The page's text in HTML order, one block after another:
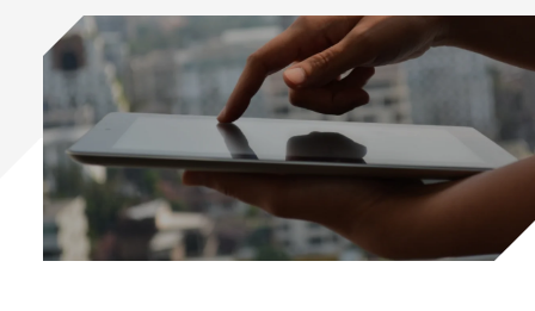
サービス
不動産投資
⼟地活⽤
マンション管理
賃貸管理
実需用戸建・マンション
ホテル事業